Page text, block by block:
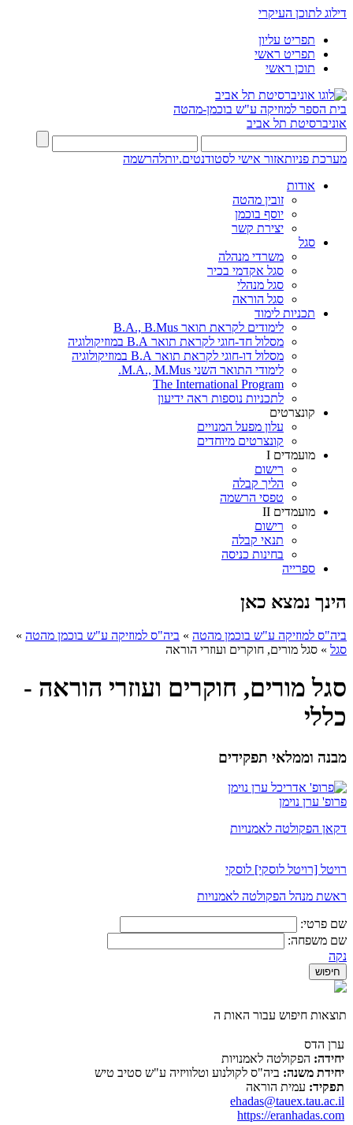
דילוג לתוכן העיקרי
תפריט עליון
תפריט ראשי
תוכן ראשי
בית הספר למוזיקה ע"ש בוכמן-מהטה
אוניברסיטת תל אביב
מערכת פניותאזור אישי לסטודנטים.יותלהרשמה
אודות
זובין מהטה
יוסף בוכמן
יצירת קשר
סגל
משרדי מנהלה
סגל אקדמי בכיר
סגל מנהלי
סגל הוראה
תכניות לימוד
לימודים לקראת תואר B.A., B.Mus
מסלול חד-חוגי לקראת תואר B.A במוזיקולוגיה
מסלול דו-חוגי לקראת תואר B.A במוזיקולוגיה
לימודי התואר השני M.A., M.Mus.
The International Program
לתכניות נוספות ראה ידיעון
קונצרטים
עלון מפעל המנויים
קונצרטים מיוחדים
מועמדים I
רישום
הליך קבלה
טפסי הרשמה
מועמדים II
רישום
תנאי קבלה
בחינות כניסה
ספרייה
הינך נמצא כאן
ביה"ס למוזיקה ע"ש בוכמן מהטה » ביה"ס למוזיקה ע"ש בוכמן מהטה »
סגל » סגל מורים, חוקרים ועוזרי הוראה
סגל מורים, חוקרים ועוזרי הוראה -
כללי
מבנה וממלאי תפקידים
פרופ' ערן נוימן
דקאן הפקולטה לאמנויות
רויטל [רויטל לוסקי] לוסקי
ראשת מנהל הפקולטה לאמנויות
שם פרטי:
שם משפחה:
נקה
תוצאות חיפוש עבור האות ה
ערן הדס
יחידה: הפקולטה לאמנויות
יחידת משנה: ביה"ס לקולנוע וטלוויזיה ע"ש סטיב טיש
תפקיד: עמית הוראה
ehadas@tauex.tau.ac.il
https://eranhadas.com